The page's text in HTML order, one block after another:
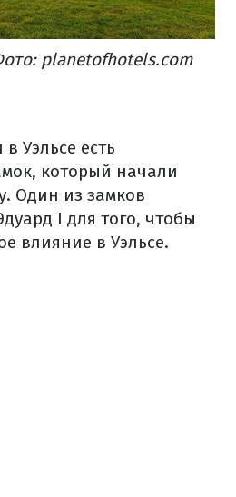
planetofhotels.com
Уэльсе есть
который начали
Один из замков
І для того, чтобы
влияние в Уэльсе.